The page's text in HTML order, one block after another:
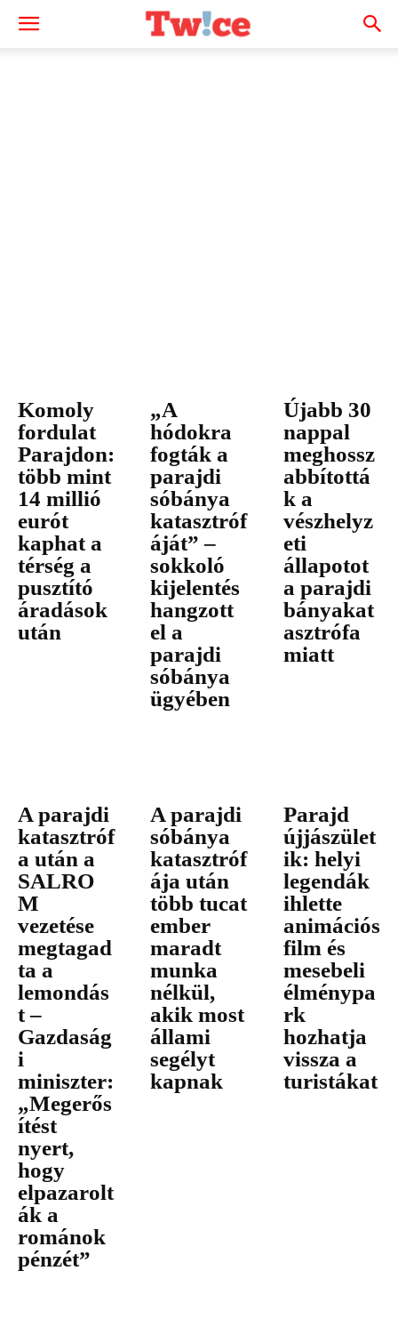
Komoly
fordulat
Parajdon:
több mint
14 millió
eurót
kaphat a
térség a
pusztító
áradások
után
„A
hódokra
fogták a
parajdi
sóbánya
katasztróf
áját” –
sokkoló
kijelentés
hangzott
el a
parajdi
sóbánya
ügyében
Újabb 30
nappal
meghossz
abbítottá
k a
vészhelyz
eti
állapotot
a parajdi
bányakat
asztrófa
miatt
A parajdi
katasztróf
a után a
SALRO
M
vezetése
megtagad
ta a
lemondás
t –
Gazdaság
i
miniszter:
„Megerős
ítést
nyert,
hogy
elpazarolt
ák a
románok
pénzét”
A parajdi
sóbánya
katasztróf
ája után
több tucat
ember
maradt
munka
nélkül,
akik most
állami
segélyt
kapnak
Parajd
újjászület
ik: helyi
legendák
ihlette
animációs
film és
mesebeli
élménypa
rk
hozhatja
vissza a
turistákat